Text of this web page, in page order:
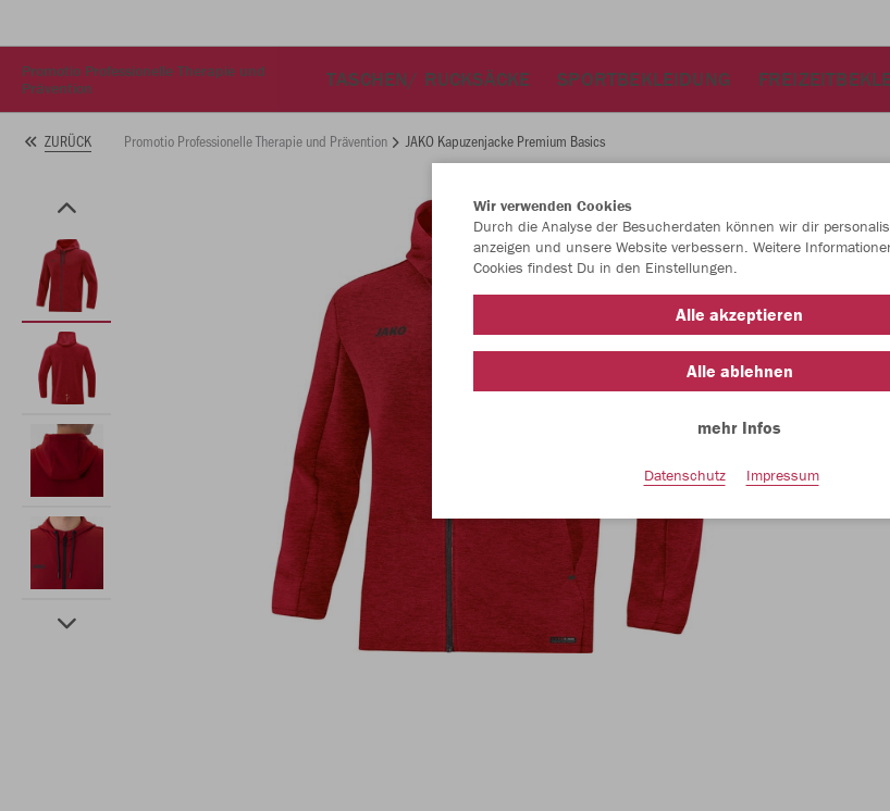
Promotio Professionelle Therapie und
Prävention
TASCHEN/ RUCKSÄCKE SPORTBEKLEIDUNG
ZURÜCK Promotio Professionelle Therapie und Prävention JAKO Kapuzenjacke Premium Basics
Wir verwenden Cookies
Durch die Analyse der Besucherdaten können wir dir
anzeigen und unsere Website verbessern. Weitere
Cookies findest Du in den Einstellungen.
Alle akzeptieren
Alle ablehnen
mehr Infos
Datenschutz Impressum